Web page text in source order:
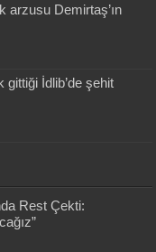
arzusu Demirtaş’ın
gittiği İdlib’de şehit
Rest Çekti: